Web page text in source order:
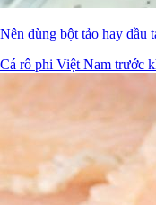
Nên dùng bột tảo hay dầu
Cá rô phi Việt Nam trước